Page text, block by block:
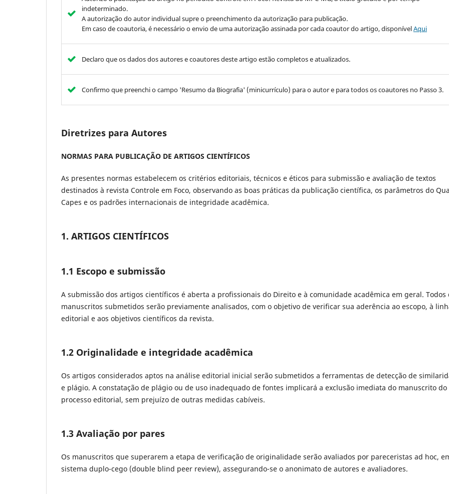
indeterminado.
A autorização do autor individual supre o preenchimento da autorização para publicação.
Em caso de coautoria, é necessário o envio de uma autorização assinada por cada coautor do artigo, disponívelAqui
Declaro que os dados dos autores e coautores deste artigo estão completos e atualizados.
Confirmo que preenchi o campo 'Resumo da Biografia' (minicurrículo) para o autor e para todos os coautores no Passo 3.
Diretrizes para Autores
NORMAS PARA PUBLICAÇÃO DE ARTIGOS CIENTÍFICOS
As presentes normas estabelecem os critérios editoriais, técnicos e éticos para submissão e avaliação de textos
destinados à revista Controle em Foco, observando as boas práticas da publicação científica, os parâmetros do
Capes e os padrões internacionais de integridade acadêmica.
1. ARTIGOS CIENTÍFICOS
1.1 Escopo e submissão
A submissão dos artigos científicos é aberta a profissionais do Direito e à comunidade acadêmica em geral. Todos
manuscritos submetidos serão previamente analisados, com o objetivo de verificar sua aderência ao escopo, à
editorial e aos objetivos científicos da revista.
1.2 Originalidade e integridade acadêmica
Os artigos considerados aptos na análise editorial inicial serão submetidos a ferramentas de detecção de
e plágio. A constatação de plágio ou de uso inadequado de fontes implicará a exclusão imediata do manuscrito do
processo editorial, sem prejuízo de outras medidas cabíveis.
1.3 Avaliação por pares
Os manuscritos que superarem a etapa de verificação de originalidade serão avaliados por pareceristas ad hoc,
sistema duplo-cego (double blind peer review), assegurando-se o anonimato de autores e avaliadores.